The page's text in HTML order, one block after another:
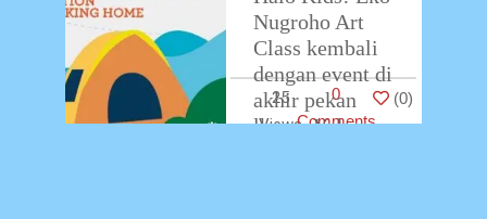
Nugroho Art
Class kembali
dengan event di
akhir pekan
lhooo. Yuk
25
0
Comments
(0)